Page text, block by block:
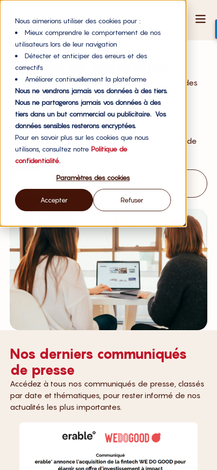
Nous aimerions utiliser des cookies pour :
Mieux comprendre le comportement de nos
utilisateurs lors de leur navigation
Détecter et anticiper des erreurs et des
correctifs
Améliorer continuellement la plateforme
Nous ne vendrons jamais vos données à des tiers.
Nous ne partagerons jamais vos données à des
tiers dans un but commercial ou publicitaire. Vos
données sensibles resterons encryptées.
Pour en savoir plus sur les cookies que nous
utilisons, consultez notre Politique de
confidentialité.
Paramètres des cookies
Accepter Refuser
Presse et actualités
contact
Nos dernières apparitions presse
Retrouvez toutes nos retombées de presse sur des
médias généralistes, spécialisés finance,
entrepreneuriat et investissement.
Pour toute demande (interviews, interventions,
partenariats, …) , contactez nous via le formulaire de
contact.
Nos derniers communiqués
de presse
Accédez à tous nos communiqués de presse, classés
par date et thématiques, pour rester informé de nos
actualités les plus importantes.